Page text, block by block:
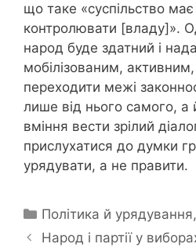
що таке «суспільство
контролювати [владу]».
народ буде здатний і
мобілізованим,
переходити межі
лише від нього самого, а
вміння вести зрілий
прислухатися до думки
урядувати, а не правити.
Categories
Політика й урядування,
Народ і партії у